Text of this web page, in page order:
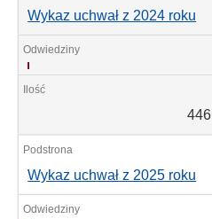
Wykaz uchwał z 2024 roku
446
446
Wykaz uchwał z 2025 roku